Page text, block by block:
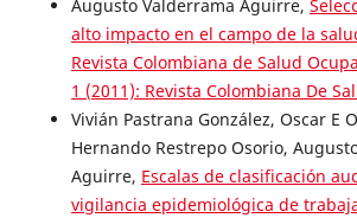
Augusto Valderrama Aguirre,
alto impacto en el campo de la
Revista Colombiana de Salud
1 (2011): Revista Colombiana De
Vivián Pastrana González, Oscar E
Hernando Restrepo Osorio,
Aguirre, Escalas de clasificación
vigilancia epidemiológica de